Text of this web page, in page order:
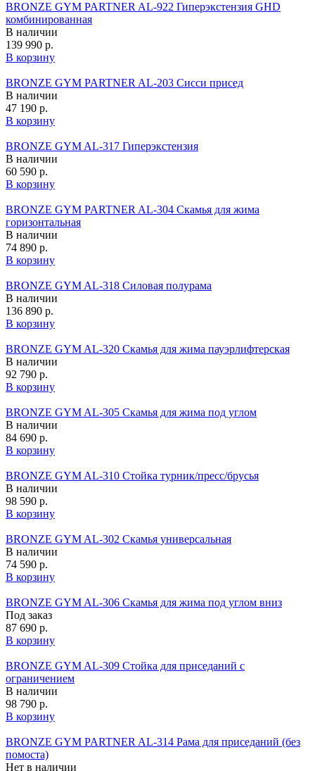
BRONZE GYM PARTNER AL-922 Гиперэкстензия GHD
комбинированная
В наличии
139 990 р.
В корзину
BRONZE GYM PARTNER AL-203 Сисси присед
В наличии
47 190 р.
В корзину
BRONZE GYM AL-317 Гиперэкстензия
В наличии
60 590 р.
В корзину
BRONZE GYM PARTNER AL-304 Скамья для жима
горизонтальная
В наличии
74 890 р.
В корзину
BRONZE GYM AL-318 Силовая полурама
В наличии
136 890 р.
В корзину
BRONZE GYM AL-320 Скамья для жима пауэрлифтерская
В наличии
92 790 р.
В корзину
BRONZE GYM AL-305 Скамья для жима под углом
В наличии
84 690 р.
В корзину
BRONZE GYM AL-310 Стойка турник/пресс/брусья
В наличии
98 590 р.
В корзину
BRONZE GYM AL-302 Скамья универсальная
В наличии
74 590 р.
В корзину
BRONZE GYM AL-306 Скамья для жима под углом вниз
Под заказ
87 690 р.
В корзину
BRONZE GYM AL-309 Стойка для приседаний с
ограничением
В наличии
98 790 р.
В корзину
BRONZE GYM PARTNER AL-314 Рама для приседаний (без
помоста)
Нет в наличии